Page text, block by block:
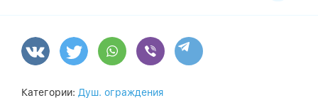
Категории: Душ. ограждения